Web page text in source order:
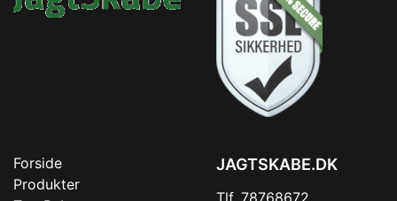
Forside
Produkter
JAGTSKABE.DK